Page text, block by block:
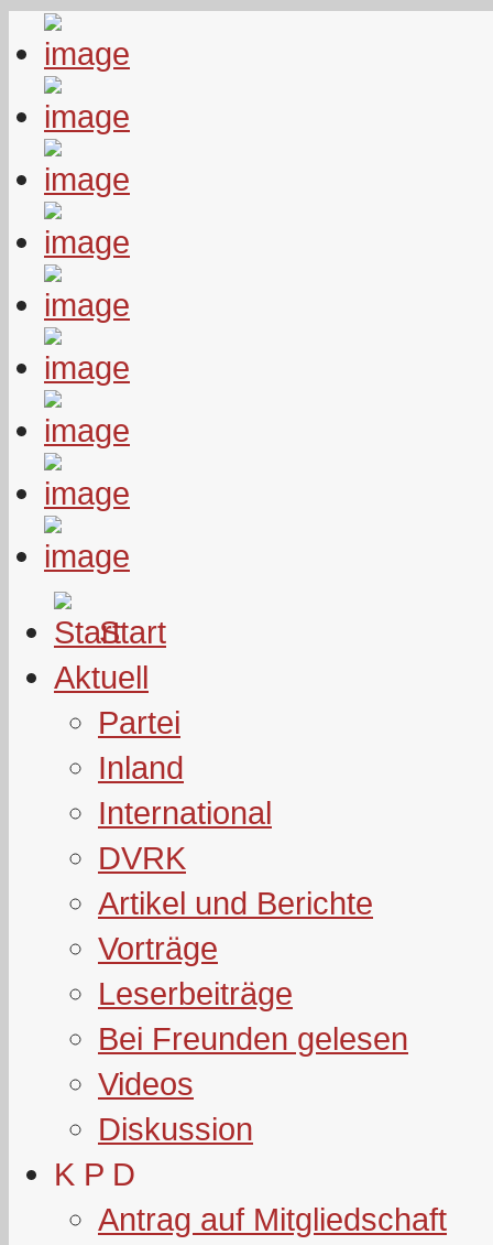
Start
Aktuell
Partei
Inland
International
DVRK
Artikel und Berichte
Vorträge
Leserbeiträge
Bei Freunden gelesen
Videos
Diskussion
K P D
Antrag auf Mitgliedschaft